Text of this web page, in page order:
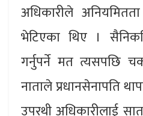
अधिकारीले
भेटिएका थिए ।
गर्नुपर्ने मत त्यसपछि
नाताले प्रधानसेनापति
उपरथी अधिकारीलाई